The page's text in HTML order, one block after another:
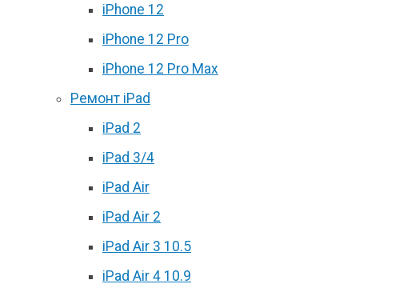
iPhone 12
iPhone 12 Pro
iPhone 12 Pro Max
Ремонт iPad
iPad 2
iPad 3/4
iPad Air
iPad Air 2
iPad Air 3 10.5
iPad Air 4 10.9